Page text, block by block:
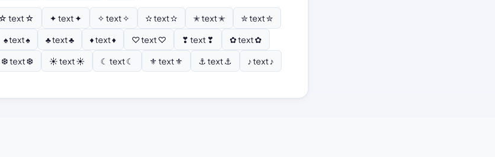
text ☆ ✦ text ✦ ✧ text ✧ ✫ text ✫ ✭ text ✭
✮ text ✮
♠ text ♠ ♣ text ♣ ♦ text ♦ ♡ text ♡ ❣ text ❣
✿ text ✿
❆ text ❆ ☀ text ☀ ☾ text ☾ ⚜ text ⚜ ⚓ text ⚓
♪ text ♪